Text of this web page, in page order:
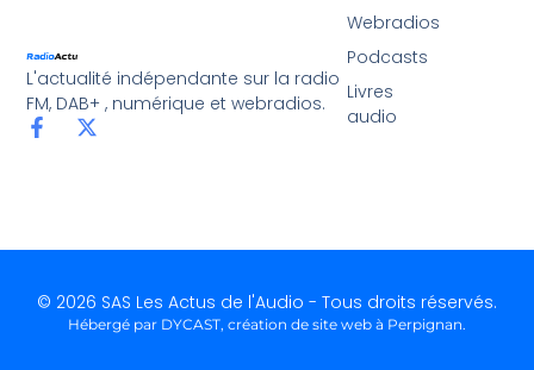
L'actualité indépendante sur la radio
FM, DAB+ , numérique et webradios.
Webradios
Podcasts
Livres
audio
© 2026 SAS Les Actus de l'Audio - Tous droits réservés.
Hébergé par DYCAST, création de site web à Perpignan.